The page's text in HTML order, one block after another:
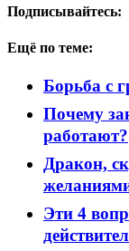
Подписывайтесь:
Ещё по теме:
Борьба с
Почему
работают?
Дракон,
Эти 4